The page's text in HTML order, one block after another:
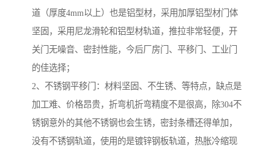
道（厚度4mm以上）也是铝型材，采用加厚铝型材门体
坚固，采用尼龙滑轮和铝型材轨道，推拉非常轻便，开
关门无噪音、密封性能，今后厂房门、平移门、工业门
的佳选择；
2、不锈钢平移门：材料坚固、不生锈、等特点，缺点是
加工难、价格昂贵，折弯机折弯精度不是很高，除304不
锈钢意外的其他不锈钢也会生锈，密封条槽还得单加，
没有不锈钢轨道，使用的是镀锌钢板轨道，热胀冷缩现